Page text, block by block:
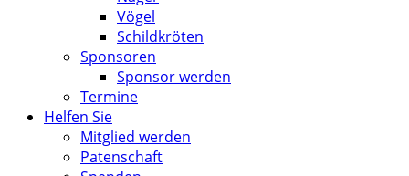
Vögel
Schildkröten
Sponsoren
Sponsor werden
Termine
Helfen Sie
Mitglied werden
Patenschaft